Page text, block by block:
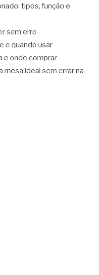
tipos, função e
sem erro
e quando usar
e onde comprar
mesa ideal sem errar na